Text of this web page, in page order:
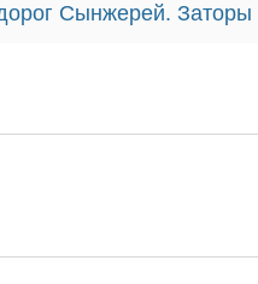
Сынжерей.